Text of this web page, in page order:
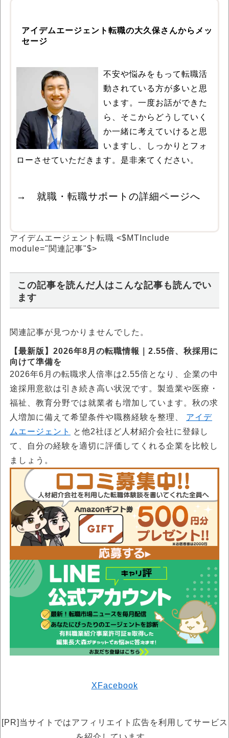
アイデムエージェント転職の大久保さんからメッ
セージ
不安や悩みをもって転職活
動されている方が多いと思
います。一度お話ができた
ら、そこからどうしていく
か一緒に考えていけると思
いますし、しっかりとフォ
ローさせていただきます。是非来てください。
→ 就職・転職サポートの詳細ページへ
アイデムエージェント転職 <$MTInclude
module="関連記事"$>
この記事を読んだ人はこんな記事も読んでい
ます
関連記事が見つかりませんでした。
【最新版】2026年8月の転職情報｜2.55倍、秋採用に
向けて準備を
2026年6月の転職求人倍率は2.55倍となり、企業の中
途採用意欲は引き続き高い状況です。製造業や医療・
福祉、教育分野では就業者も増加しています。秋の求
人増加に備えて希望条件や職務経験を整理、 アイデ
ムエージェント
と他2社ほど人材紹介会社に登録し
て、自分の経験を適切に評価してくれる企業を比較し
ましょう。
X Facebook
[PR]当サイトではアフィリエイト広告を利用してサービス